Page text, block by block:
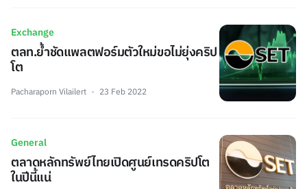
Exchange
ตลท.ย้ำชัดแพลตฟอร์มตัวใหม่ขอไม่ยุ่งคริป
โต
Pacharaporn Vilailert 23 Feb 2022
General
ตลาดหลักทรัพย์ไทยเปิดศูนย์เทรดคริปโต
ในปีนี้แน่